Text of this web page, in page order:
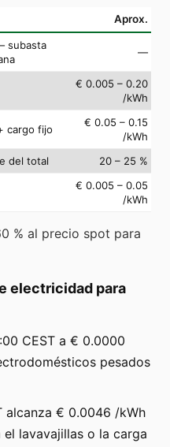
Aprox.
subasta
—
€ 0.005 – 0.20
/kWh
cargo fijo
€ 0.05 – 0.15
/kWh
del total
20 – 25 %
€ 0.005 – 0.05
/kWh
% al precio spot para
electricidad para
CEST a € 0.0000
pesados
alcanza € 0.0046 /kWh
lavavajillas o la carga